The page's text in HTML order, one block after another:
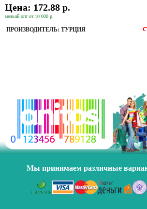
Цена: 172.88 р.
мелкий опт от 10 000 р.
ПРОИЗВОДИТЕЛЬ: ТУРЦИЯ
Мы принимаем различные